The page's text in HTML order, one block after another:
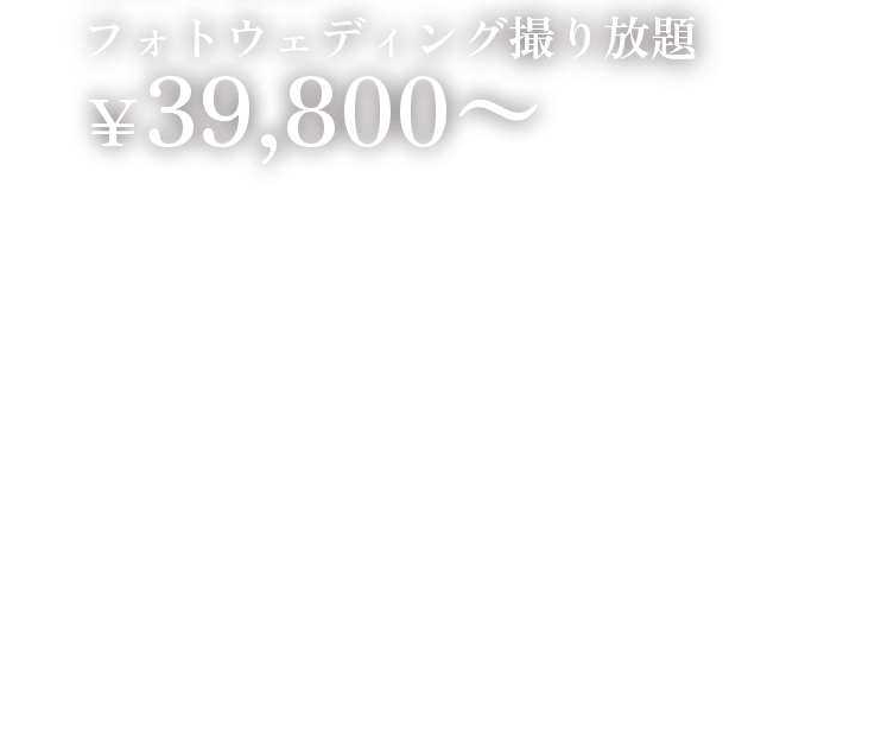
フォトウェディング撮り放題
￥39,800〜